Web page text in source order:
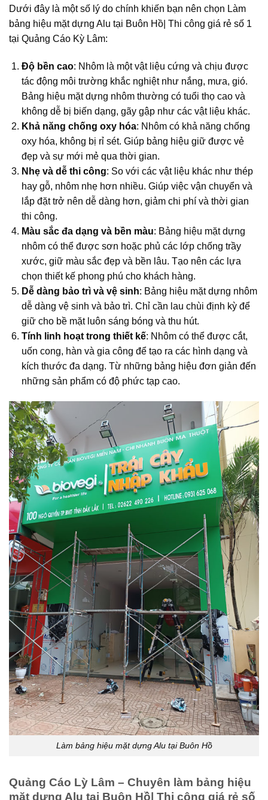
Dưới đây là một số lý do chính khiến bạn nên chọn Làm
bảng hiệu mặt dựng Alu tại Buôn Hồ| Thi công giá rẻ số 1
tại Quảng Cáo Kỳ Lâm:
Độ bền cao: Nhôm là một vật liệu cứng và chịu được
tác động môi trường khắc nghiệt như nắng, mưa, gió.
Bảng hiệu mặt dựng nhôm thường có tuổi thọ cao và
không dễ bị biến dạng, gãy gập như các vật liệu khác.
Khả năng chống oxy hóa: Nhôm có khả năng chống
oxy hóa, không bị rỉ sét. Giúp bảng hiệu giữ được vẻ
đẹp và sự mới mẻ qua thời gian.
Nhẹ và dễ thi công: So với các vật liệu khác như thép
hay gỗ, nhôm nhẹ hơn nhiều. Giúp việc vận chuyển và
lắp đặt trở nên dễ dàng hơn, giảm chi phí và thời gian
thi công.
Màu sắc đa dạng và bền màu: Bảng hiệu mặt dựng
nhôm có thể được sơn hoặc phủ các lớp chống trầy
xước, giữ màu sắc đẹp và bền lâu. Tạo nên các lựa
chọn thiết kế phong phú cho khách hàng.
Dễ dàng bảo trì và vệ sinh: Bảng hiệu mặt dựng nhôm
dễ dàng vệ sinh và bảo trì. Chỉ cần lau chùi định kỳ để
giữ cho bề mặt luôn sáng bóng và thu hút.
Tính linh hoạt trong thiết kế: Nhôm có thể được cắt,
uốn cong, hàn và gia công để tạo ra các hình dạng và
kích thước đa dạng. Từ những bảng hiệu đơn giản đến
những sản phẩm có độ phức tạp cao.
Làm bảng hiệu mặt dựng Alu tại Buôn Hồ
Quảng Cáo Lỳ Lâm – Chuyên làm bảng hiệu
mặt dựng Alu tại Buôn Hồ| Thi công giá rẻ số